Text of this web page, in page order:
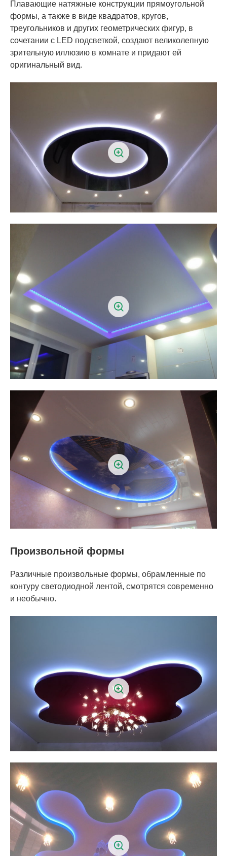
Плавающие натяжные конструкции прямоугольной
формы, а также в виде квадратов, кругов,
треугольников и других геометрических фигур, в
сочетании с LED подсветкой, создают великолепную
зрительную иллюзию в комнате и придают ей
оригинальный вид.
Произвольной формы
Различные произвольные формы, обрамленные по
контуру светодиодной лентой, смотрятся современно
и необычно.